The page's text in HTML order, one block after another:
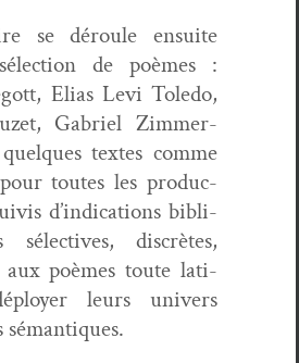
se déroule ensuite
de poèmes :
Elias Levi Tole­do,
Gabriel Zim­mer­
textes comme
pour toutes les pro­duc­
d’indications bib­li­
sélec­tives, dis­crètes,
aux poèmes toute lat­i­
leurs univers
sémantiques.